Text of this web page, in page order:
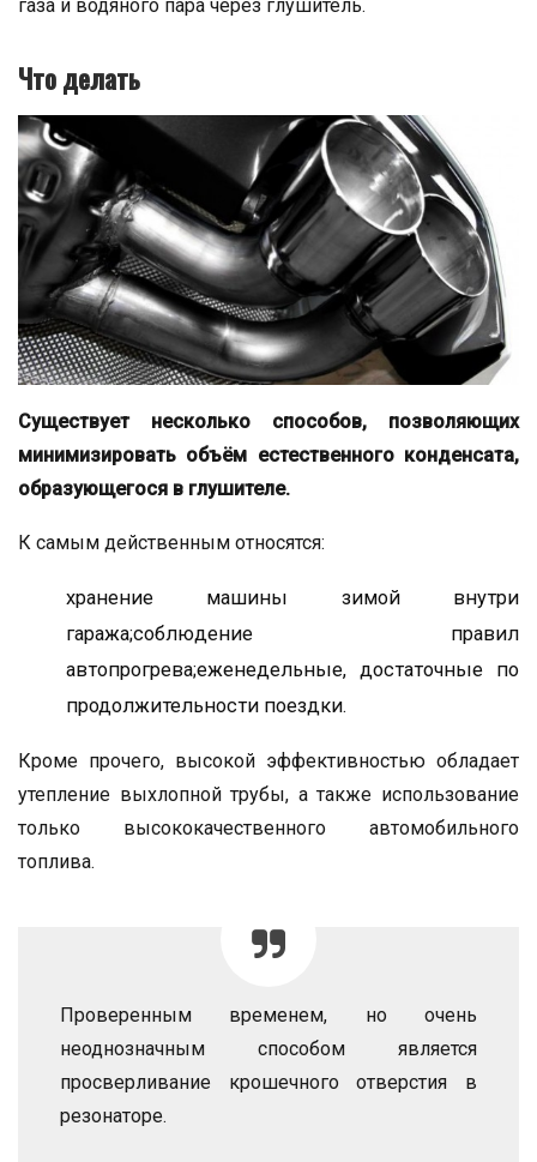
газа и водяного пара через глушитель.
Что делать
Существует несколько способов, позволяющих
минимизировать объём естественного конденсата,
образующегося в глушителе.
К самым действенным относятся:
хранение машины зимой внутри
гаража;соблюдение правил
автопрогрева;еженедельные, достаточные по
продолжительности поездки.
Кроме прочего, высокой эффективностью обладает
утепление выхлопной трубы, а также использование
только высококачественного автомобильного
топлива.
Проверенным временем, но очень
неоднозначным способом является
просверливание крошечного отверстия в
резонаторе.